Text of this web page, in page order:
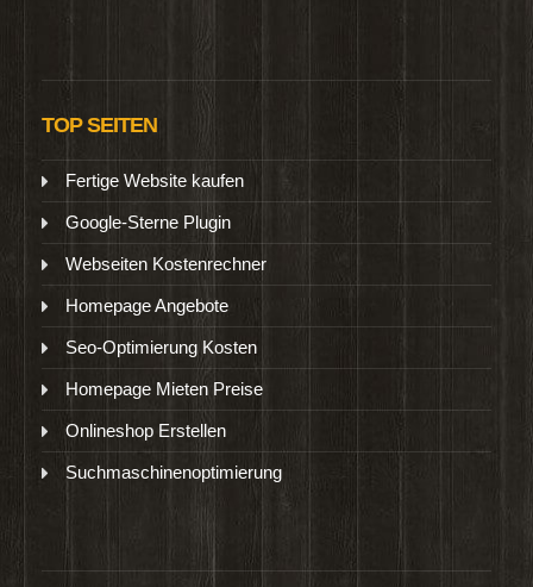
TOP SEITEN
Fertige Website kaufen
Google-Sterne Plugin
Webseiten Kostenrechner
Homepage Angebote
Seo-Optimierung Kosten
Homepage Mieten Preise
Onlineshop Erstellen
Suchmaschinenoptimierung